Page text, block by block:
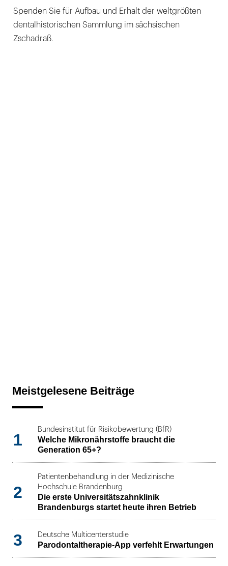
Spenden Sie für Aufbau und Erhalt der weltgrößten
dentalhistorischen Sammlung im sächsischen
Zschadraß.
Meistgelesene Beiträge
1
Bundesinstitut für Risikobewertung (BfR)
Welche Mikronährstoffe braucht die
Generation 65+?
2
Patientenbehandlung in der Medizinische
Hochschule Brandenburg
Die erste Universitätszahnklinik
Brandenburgs startet heute ihren Betrieb
3 Deutsche Multicenterstudie
Parodontaltherapie-App verfehlt Erwartungen